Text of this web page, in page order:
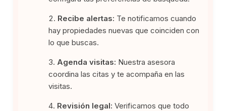
Recibe alertas: Te notificamos cuando
hay propiedades nuevas que coinciden con
lo que buscas.
Agenda visitas: Nuestra asesora
coordina las citas y te acompaña en las
visitas.
Revisión legal: Verificamos que todo